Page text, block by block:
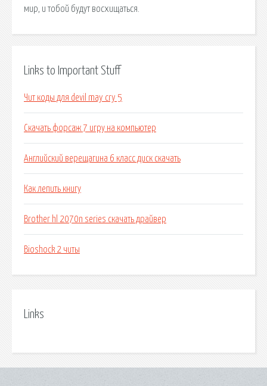
мир, и тобой будут восхищаться.
Links to Important Stuff
Чит коды для devil may cry 5
Скачать форсаж 7 игру на компьютер
Английский верещагина 6 класс диск скачать
Как лепить книгу
Brother hl 2070n series скачать драйвер
Bioshock 2 читы
Links